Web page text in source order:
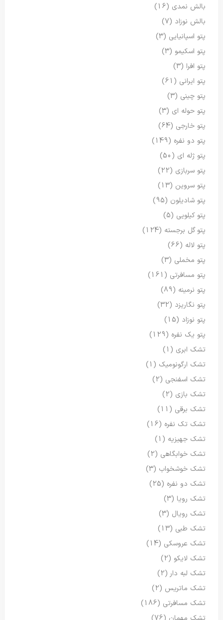
بالش نمدی (16)
بالش نوزاد (7)
پتو اسپانیایی (3)
پتو اسکیمو (3)
پتو افرا (3)
پتو ایرانی (61)
پتو چینی (3)
پتو حوله ای (3)
پتو خارجی (64)
پتو دو نفره (149)
پتو ژله ای (50)
پتو سربازی (22)
پتو سروین (13)
پتو شادیلون (95)
پتو کیلویی (5)
پتو گل برجسته (124)
پتو لاله (66)
پتو مخملی (3)
پتو مسافرتی (161)
پتو نرمینه (89)
پتو نگاریزد (32)
پتو نوزاد (15)
پتو یک نفره (129)
تشک ابری (1)
تشک ارگونومیک (1)
تشک اسفنجی (2)
تشک بازی (2)
تشک برقی (11)
تشک تک نفره (16)
تشک جهیزیه (1)
تشک خوابگاهی (2)
تشک خوشخواب (3)
تشک دو نفره (25)
تشک رویا (3)
تشک رویال (3)
تشک طبی (13)
تشک عروسکی (14)
تشک لایکو (2)
تشک لبه دار (2)
تشک ماتریس (2)
تشک مسافرتی (186)